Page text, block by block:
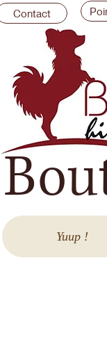
Contact
Yuup !